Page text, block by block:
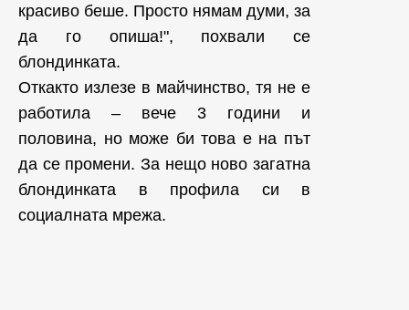
красиво беше. Просто нямам думи, за
да го опиша!", похвали се
блондинката.
Откакто излезе в майчинство, тя не е
работила – вече 3 години и
половина, но може би това е на път
да се промени. За нещо ново загатна
блондинката в профила си в
социалната мрежа.